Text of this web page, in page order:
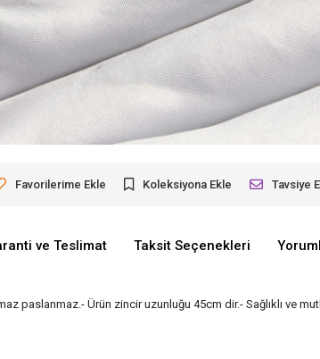
Favorilerime Ekle Koleksiyona Ekle Tavsiye
ve Teslimat Taksit Seçenekleri
paslanmaz.- Ürün zincir uzunluğu 45cm dir.- Sağlıklı ve